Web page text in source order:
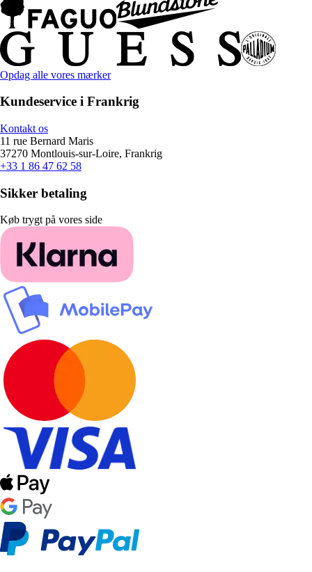
Opdag alle vores mærker
Kundeservice i Frankrig
Kontakt os
11 rue Bernard Maris
37270 Montlouis-sur-Loire, Frankrig
+33 1 86 47 62 58
Sikker betaling
Køb trygt på vores side